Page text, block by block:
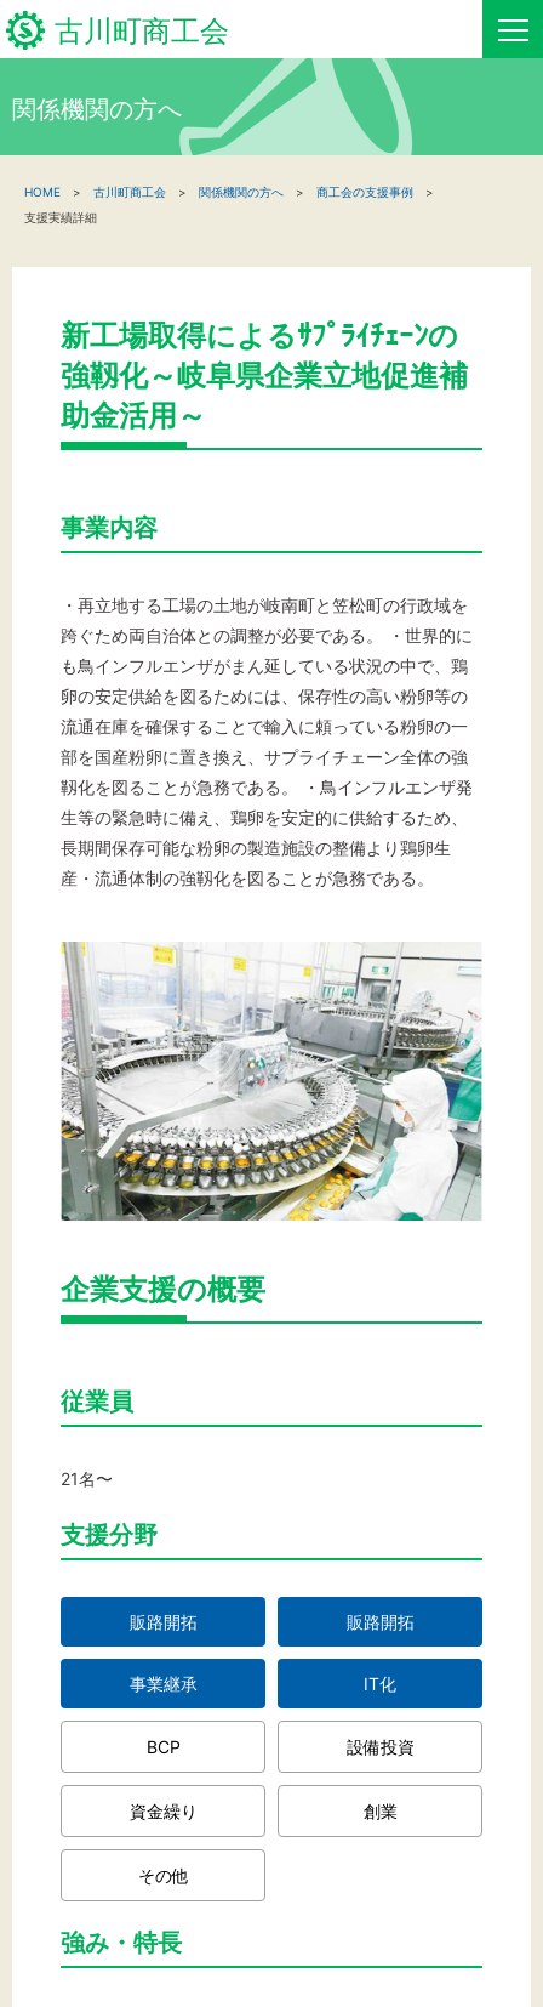
古川町商工会
新着情報
古川町商工会について
古川町商工会からのお知らせ
文字サイズ
標準 拡大
背景色
黒 白 黄
関係機関の方へ
HOME 古川町商工会 関係機関の方へ
商工会の支援事例
支援実績詳細
新工場取得によるｻﾌﾟﾗｲﾁｪｰﾝの
強靱化～岐阜県企業立地促進補
助金活用～
事業内容
・再立地する工場の土地が岐南町と笠松町の行政域を
跨ぐため両自治体との調整が必要である。 ・世界的に
も鳥インフルエンザがまん延している状況の中で、鶏
卵の安定供給を図るためには、保存性の高い粉卵等の
流通在庫を確保することで輸入に頼っている粉卵の一
部を国産粉卵に置き換え、サプライチェーン全体の強
靱化を図ることが急務である。 ・鳥インフルエンザ発
生等の緊急時に備え、鶏卵を安定的に供給するため、
長期間保存可能な粉卵の製造施設の整備より鶏卵生
産・流通体制の強靱化を図ることが急務である。
企業支援の概要
従業員
21名〜
支援分野
販路開拓 販路開拓
事業継承 IT化
BCP 設備投資
資金繰り 創業
その他
強み・特長